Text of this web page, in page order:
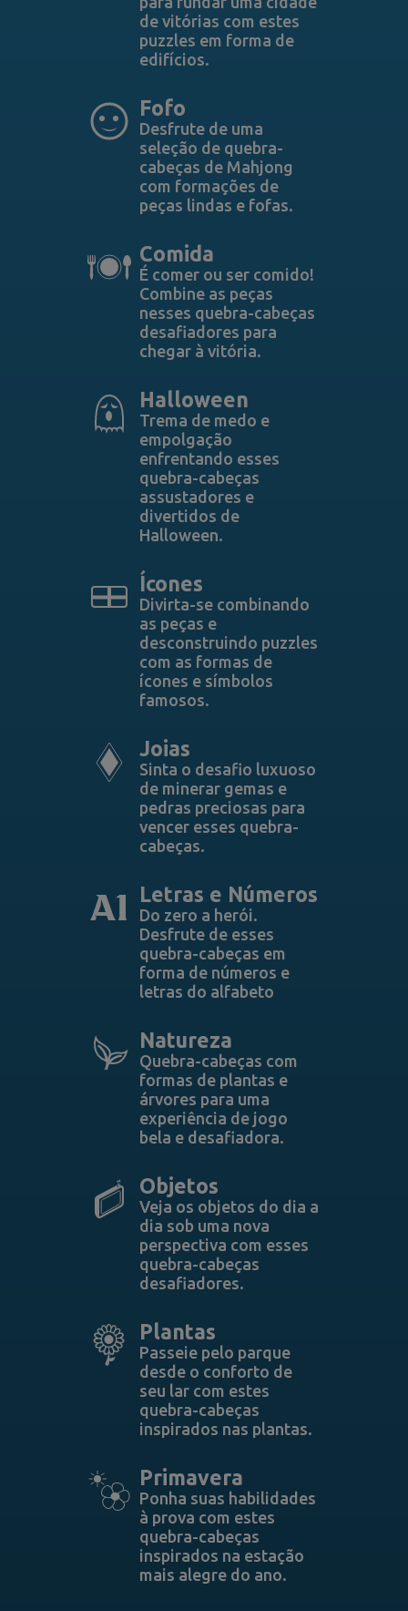
de vitórias com estes
puzzles em forma de
edifícios.
Fofo
Desfrute de uma
seleção de quebra-
cabeças de Mahjong
com formações de
peças lindas e fofas.
Comida
É comer ou ser comido!
Combine as peças
nesses quebra-cabeças
desafiadores para
chegar à vitória.
Halloween
Trema de medo e
empolgação
enfrentando esses
quebra-cabeças
assustadores e
divertidos de
Halloween.
Ícones
Divirta-se combinando
as peças e
desconstruindo puzzles
com as formas de
ícones e símbolos
famosos.
Joias
Sinta o desafio luxuoso
de minerar gemas e
pedras preciosas para
vencer esses quebra-
cabeças.
Letras e Números
Do zero a herói.
Desfrute de esses
quebra-cabeças em
forma de números e
letras do alfabeto
Natureza
Quebra-cabeças com
formas de plantas e
árvores para uma
experiência de jogo
bela e desafiadora.
Objetos
Veja os objetos do dia a
dia sob uma nova
perspectiva com esses
quebra-cabeças
desafiadores.
Plantas
Passeie pelo parque
desde o conforto de
seu lar com estes
quebra-cabeças
inspirados nas plantas.
Primavera
Ponha suas habilidades
à prova com estes
quebra-cabeças
inspirados na estação
mais alegre do ano.